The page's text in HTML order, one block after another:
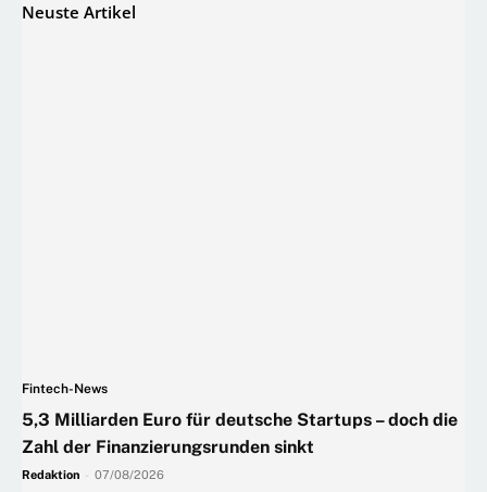
Neuste Artikel
Fintech-News
5,3 Milliarden Euro für deutsche Startups – doch die
Zahl der Finanzierungsrunden sinkt
Redaktion 07/08/2026